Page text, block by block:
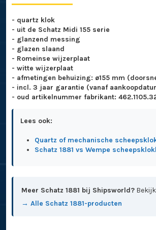
- quartz klok
- uit de Schatz Midi 155 serie
- glanzend messing
- glazen slaand
- Romeinse wijzerplaat
- witte wijzerplaat
- afmetingen behuizing: ø155 mm
- incl. 3 jaar garantie (vanaf
- oud artikelnummer fabrikant:
Lees ook:
Quartz of mechanische
Schatz 1881 vs Wempe
Meer Schatz 1881 bij Shipsworld?
→ Alle Schatz 1881-producten